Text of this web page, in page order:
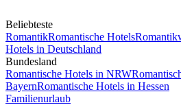
Beliebteste
RomantikRomantische Hotels
Hotels in Deutschland
Bundesland
Romantische Hotels in NRW
BayernRomantische Hotels in Hessen
Familienurlaub